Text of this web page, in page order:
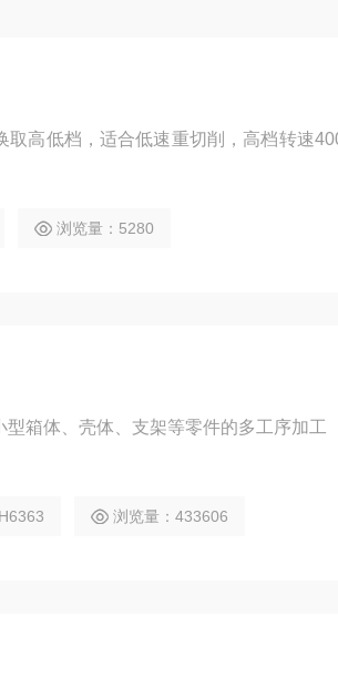
取高低档，适合低速重切削，高档转速
浏览量：5280
箱体、壳体、支架等零件的多工序加工
浏览量：433606